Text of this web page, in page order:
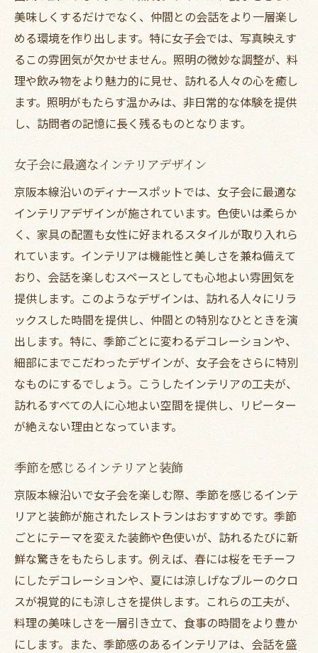
音楽やパフォーマンスで特別な時間を演出
記念日のサプライズアイディア
友人と楽しむディナーゲームの紹介
季節感を演出するプロジェクションマッピ
ング
京阪本線沿いのディナーで女子会を楽しむため
アレルギー対応の確認を忘れずに
時間を有効に使うタイムマネジメント
予算とクーポンを活用した賢いプランニン
グ
お揃いのドレスコードで団結感を楽しむ
写真撮影スポットを事前にチェック
女子会におすすめ！京阪本線沿いのディナース
ポットガイド
初心者でも安心の予約方法
女子会向けプランが充実したレストラン
駅から徒歩圏内で便利なスポット
歴史と文化を感じる趣のある店
多国籍料理が楽しめるユニークな場所
夜景が美しいスポットで特別な時間を
京阪本線ディナーで女子会の思い出を彩る理想
の場所選び
特別な日のためのプライベートルーム
女子会のテーマに合わせた店選び
アートに囲まれたクリエイティブ空間
美味しくするだけでなく、仲間との会話をより一層楽し
める環境を作り出します。特に女子会では、写真映えす
るこの雰囲気が欠かせません。照明の微妙な調整が、料
理や飲み物をより魅力的に見せ、訪れる人々の心を癒し
ます。照明がもたらす温かみは、非日常的な体験を提供
し、訪問者の記憶に長く残るものとなります。
女子会に最適なインテリアデザイン
京阪本線沿いのディナースポットでは、女子会に最適な
インテリアデザインが施されています。色使いは柔らか
く、家具の配置も女性に好まれるスタイルが取り入れら
れています。インテリアは機能性と美しさを兼ね備えて
おり、会話を楽しむスペースとしても心地よい雰囲気を
提供します。このようなデザインは、訪れる人々にリラ
ックスした時間を提供し、仲間との特別なひとときを演
出します。特に、季節ごとに変わるデコレーションや、
細部にまでこだわったデザインが、女子会をさらに特別
なものにするでしょう。こうしたインテリアの工夫が、
訪れるすべての人に心地よい空間を提供し、リピーター
が絶えない理由となっています。
季節を感じるインテリアと装飾
京阪本線沿いで女子会を楽しむ際、季節を感じるインテ
リアと装飾が施されたレストランはおすすめです。季節
ごとにテーマを変えた装飾や色使いが、訪れるたびに新
鮮な驚きをもたらします。例えば、春には桜をモチーフ
にしたデコレーションや、夏には涼しげなブルーのクロ
スが視覚的にも涼しさを提供します。これらの工夫が、
料理の美味しさを一層引き立て、食事の時間をより豊か
にします。また、季節感のあるインテリアは、会話を盛